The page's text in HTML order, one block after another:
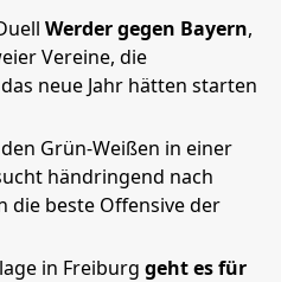
Werder gegen Bayern,
Vereine, die
neue Jahr hätten starten
Grün-Weißen in einer
händringend nach
die beste Offensive der
in Freiburg geht es für